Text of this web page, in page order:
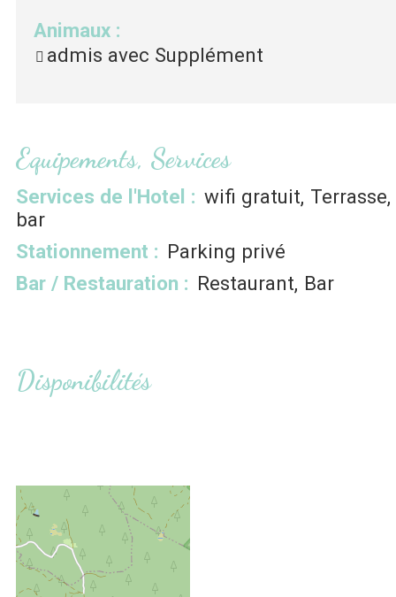
Animaux :
admis avec Supplément
Equipements, Services
Services de l'Hotel : wifi gratuit Terrasse
bar
Stationnement : Parking privé
Bar / Restauration : Restaurant Bar
Disponibilités